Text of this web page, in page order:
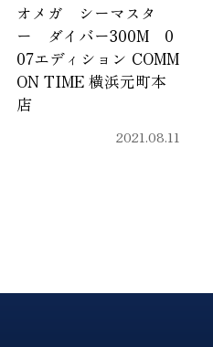
オメガ シーマスタ
ー ダイバー300M 0
07エディション COMM
ON TIME 横浜元町本
店
2021.08.11